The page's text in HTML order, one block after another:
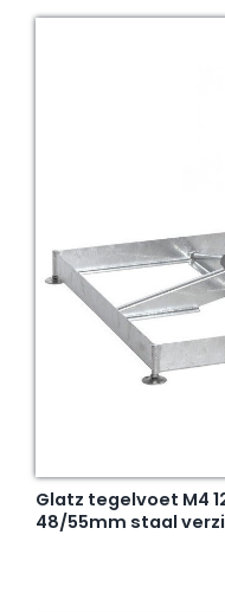
Glatz tegelvoet M4
48/55mm staal